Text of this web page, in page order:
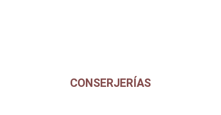
CONSERJERÍAS